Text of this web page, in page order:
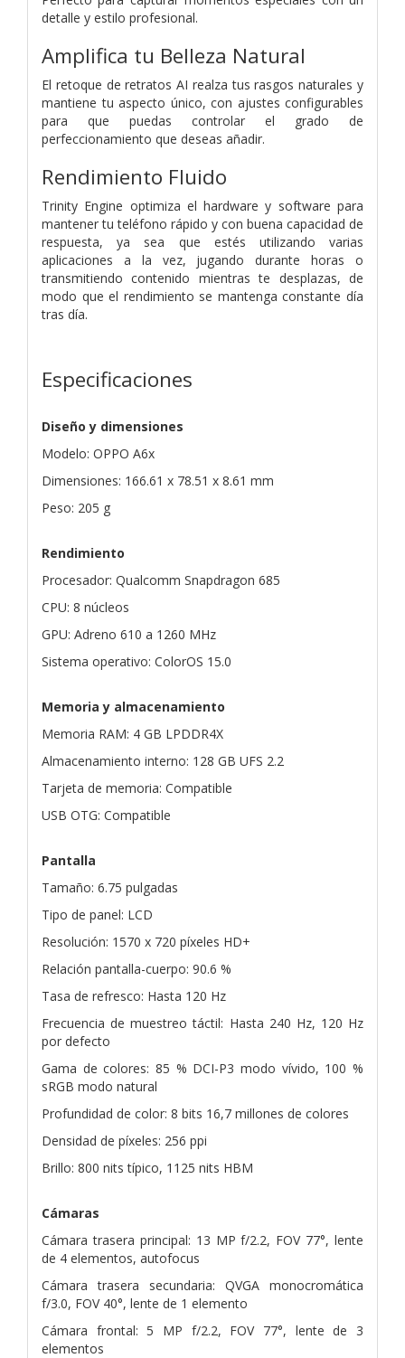
detalle y estilo profesional.
Amplifica tu Belleza Natural
El retoque de retratos AI realza tus rasgos naturales y
mantiene tu aspecto único, con ajustes configurables
para que puedas controlar el grado de
perfeccionamiento que deseas añadir.
Rendimiento Fluido
Trinity Engine optimiza el hardware y software para
mantener tu teléfono rápido y con buena capacidad de
respuesta, ya sea que estés utilizando varias
aplicaciones a la vez, jugando durante horas o
transmitiendo contenido mientras te desplazas, de
modo que el rendimiento se mantenga constante día
tras día.
Especificaciones
Diseño y dimensiones
Modelo: OPPO A6x
Dimensiones: 166.61 x 78.51 x 8.61 mm
Peso: 205 g
Rendimiento
Procesador: Qualcomm Snapdragon 685
CPU: 8 núcleos
GPU: Adreno 610 a 1260 MHz
Sistema operativo: ColorOS 15.0
Memoria y almacenamiento
Memoria RAM: 4 GB LPDDR4X
Almacenamiento interno: 128 GB UFS 2.2
Tarjeta de memoria: Compatible
USB OTG: Compatible
Pantalla
Tamaño: 6.75 pulgadas
Tipo de panel: LCD
Resolución: 1570 x 720 píxeles HD+
Relación pantalla-cuerpo: 90.6 %
Tasa de refresco: Hasta 120 Hz
Frecuencia de muestreo táctil: Hasta 240 Hz, 120 Hz
por defecto
Gama de colores: 85 % DCI-P3 modo vívido, 100 %
sRGB modo natural
Profundidad de color: 8 bits 16,7 millones de colores
Densidad de píxeles: 256 ppi
Brillo: 800 nits típico, 1125 nits HBM
Cámaras
Cámara trasera principal: 13 MP f/2.2, FOV 77°, lente
de 4 elementos, autofocus
Cámara trasera secundaria: QVGA monocromática
f/3.0, FOV 40°, lente de 1 elemento
Cámara frontal: 5 MP f/2.2, FOV 77°, lente de 3
elementos